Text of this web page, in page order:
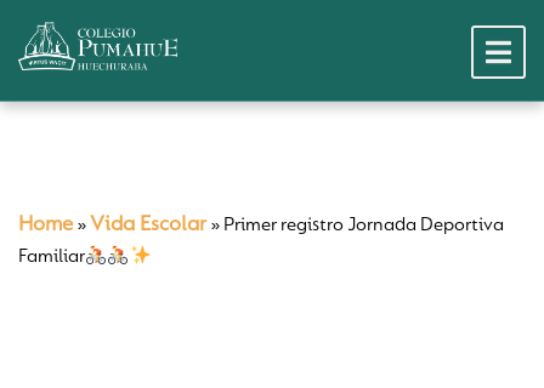
Home » Vida Escolar» Primer registro Jornada Deportiva
Familiar